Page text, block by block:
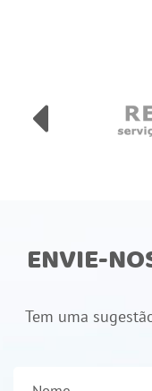
ENVIE-
Tem uma